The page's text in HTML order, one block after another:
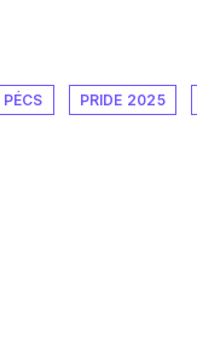
PÉCS PRIDE 2025